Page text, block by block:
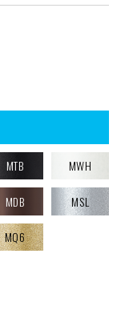
MTB MWH
MDB MSL
MQ6